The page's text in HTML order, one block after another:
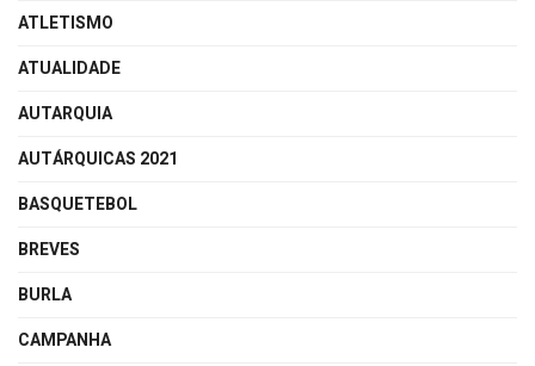
ATLETISMO
ATUALIDADE
AUTARQUIA
AUTÁRQUICAS 2021
BASQUETEBOL
BREVES
BURLA
CAMPANHA